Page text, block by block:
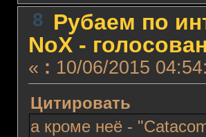
8 Рубаем по
NoX -
« : 10/06/2015
Цитировать
а кроме неё -